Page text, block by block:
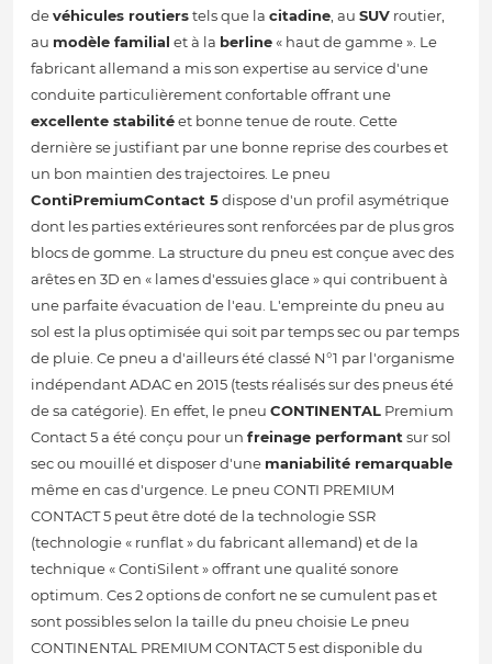
devéhicules routierstels que la citadine, au SUV routier,
au modèle familial et à la berline« haut de gamme ». Le
fabricant allemand a mis son expertise au service d'une
conduite particulièrement confortable offrant une
excellente stabilitéet bonne tenue de route. Cette
dernière se justifiant par une bonne reprise des courbes et
un bon maintien des trajectoires. Le pneu
ContiPremiumContact 5dispose d'un profil asymétrique
dont les parties extérieures sont renforcées par de plus gros
blocs de gomme. La structure du pneu est conçue avec des
arêtes en 3D en « lames d'essuies glace » qui contribuent à
une parfaite évacuation de l'eau. L'empreinte du pneu au
sol est la plus optimisée qui soit par temps sec ou par temps
de pluie. Ce pneu a d'ailleurs été classé N°1 par l'organisme
indépendant ADAC en 2015 (tests réalisés sur des pneus été
de sa catégorie). En effet, le pneu CONTINENTAL Premium
Contact 5 a été conçu pour un freinage performantsur sol
sec ou mouillé et disposer d'une maniabilité remarquable
même en cas d'urgence. Le pneu CONTI PREMIUM
CONTACT 5 peut être doté de la technologie SSR
(technologie « runflat » du fabricant allemand) et de la
technique « ContiSilent » offrant une qualité sonore
optimum. Ces 2 options de confort ne se cumulent pas et
sont possibles selon la taille du pneu choisie Le pneu
CONTINENTAL PREMIUM CONTACT 5 est disponible du